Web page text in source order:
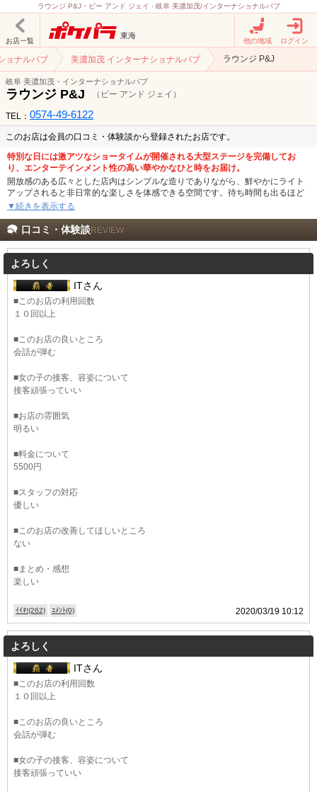
ラウンジ P&J・ピー アンド ジェイ - 岐阜 美濃加茂/インターナショナルパブ
お店一覧
東海
他の地域 ログイン
ョナルパブ 美濃加茂 インターナショナルパブ ラウンジ P&J
岐阜 美濃加茂・インターナショナルパブ
ラウンジ P&J （ピー アンド ジェイ）
TEL： 0574-49-6122
このお店は会員の口コミ・体験談から登録されたお店です。
特別な日には激アツなショータイムが開催される大型ステージを完備してお
り、エンターテインメント性の高い華やかなひと時をお届け。
開放感のある広々とした店内はシンプルな造りでありながら、鮮やかにライト
アップされると非日常的な楽しさを体感できる空間です。待ち時間も出るほど
大好評のオリジナルショータイムは必見で、女の子たちの煌びやかなステージ
しているため、何度立ち寄っても飽きることなく夜遊びの時間を満喫していた
だけるはず。
▼続きを表示する
口コミ・体験談REVIEW
よろしく
ITさん
■このお店の利用回数
１０回以上
■このお店の良いところ
会話が弾む
■女の子の接客、容姿について
接客頑張っていい
■お店の雰囲気
明るい
■料金について
5500円
■スタッフの対応
優しい
■このお店の改善してほしいところ
ない
■まとめ・感想
楽しい
ｲｲﾈ!(262) ｺﾒﾝﾄ(0) 2020/03/19 10:12
よろしく
ITさん
■このお店の利用回数
１０回以上
■このお店の良いところ
会話が弾む
■女の子の接客、容姿について
接客頑張っていい